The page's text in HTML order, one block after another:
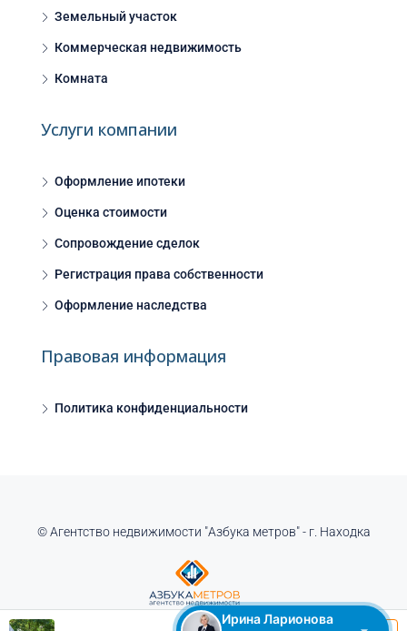
Земельный участок
Коммерческая недвижимость
Комната
Услуги компании
Оформление ипотеки
Оценка стоимости
Сопровождение сделок
Регистрация права собственности
Оформление наследства
Правовая информация
Политика конфиденциальности
© Агентство недвижимости "Азбука метров" - г. Находка
Ирина Ларионова